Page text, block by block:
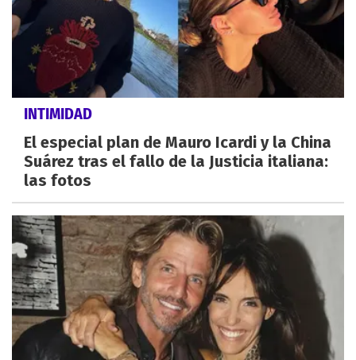
INTIMIDAD
El especial plan de Mauro Icardi y la China
Suárez tras el fallo de la Justicia italiana:
las fotos